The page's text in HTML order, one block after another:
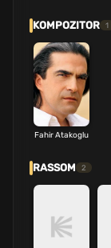
KOMPOZITOR 1
Fahir Atakoglu
RASSOM 2